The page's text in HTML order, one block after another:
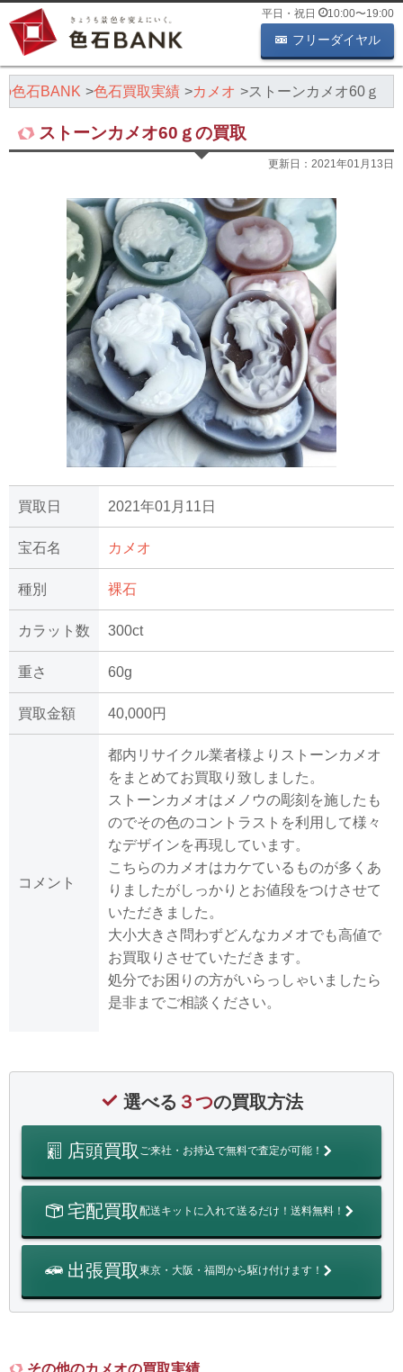
平日・祝日 10:00〜19:00
フリーダイヤル
色石BANK 色石買取実績 カメオ ストーンカメオ60ｇ
ストーンカメオ60ｇの買取
更新日： 2021年01月13日
買取日 2021年01月11日
宝石名 カメオ
種別 裸石
カラット数 300ct
重さ 60g
買取金額 40,000円
コメント
都内リサイクル業者様よりストーンカメオ
をまとめてお買取り致しました。
ストーンカメオはメノウの彫刻を施したも
のでその色のコントラストを利用して様々
なデザインを再現しています。
こちらのカメオはカケているものが多くあ
りましたがしっかりとお値段をつけさせて
いただきました。
大小大きさ問わずどんなカメオでも高値で
お買取りさせていただきます。
処分でお困りの方がいらっしゃいましたら
是非までご相談ください。
選べる ３つの買取方法
店頭買取 ご来社・お持込で無料で査定が可能！
宅配買取配送キットに入れて送るだけ！送料無料！
出張買取東京・大阪・福岡から駆け付けます！
その他のカメオの買取実績